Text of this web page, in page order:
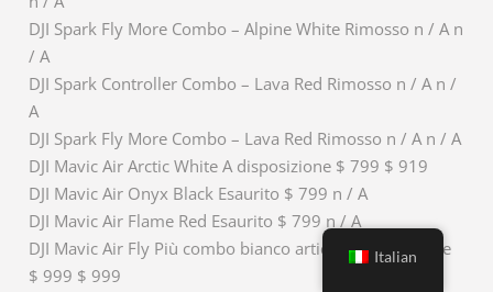
DJI Spark Fly More Combo – Alpine White Rimosso n / A n
/ A
DJI Spark Controller Combo – Lava Red Rimosso n / A n /
A
DJI Spark Fly More Combo – Lava Red Rimosso n / A n / A
DJI Mavic Air Arctic White A disposizione $ 799 $ 919
DJI Mavic Air Onyx Black Esaurito $ 799 n / A
DJI Mavic Air Flame Red Esaurito $ 799 n / A
DJI Mavic Air Fly Più combo bianco artico A disposizione
$ 999 $ 999
Italian